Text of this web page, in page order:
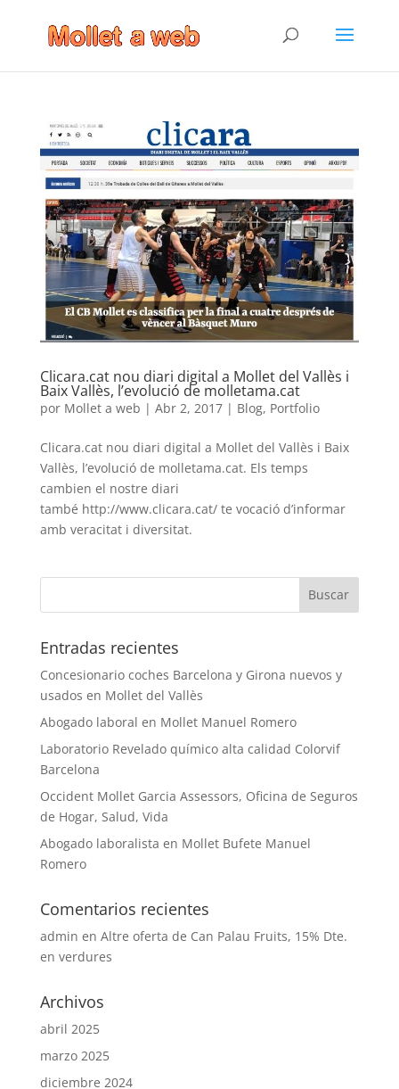
Clicara.cat nou diari digital a Mollet del Vallès i
Baix Vallès, l’evolució de molletama.cat
por Mollet a web | Abr 2, 2017| Blog, Portfolio
Clicara.cat nou diari digital a Mollet del Vallès i Baix
Vallès, l’evolució de molletama.cat. Els temps
cambien el nostre diari
també http://www.clicara.cat/ te vocació d’informar
amb veracitat i diversitat.
Entradas recientes
Concesionario coches Barcelona y Girona nuevos y
usados en Mollet del Vallès
Abogado laboral en Mollet Manuel Romero
Laboratorio Revelado químico alta calidad Colorvif
Barcelona
Occident Mollet Garcia Assessors, Oficina de Seguros
de Hogar, Salud, Vida
Abogado laboralista en Mollet Bufete Manuel
Romero
Comentarios recientes
admin en Altre oferta de Can Palau Fruits, 15% Dte.
en verdures
Archivos
abril 2025
marzo 2025
diciembre 2024